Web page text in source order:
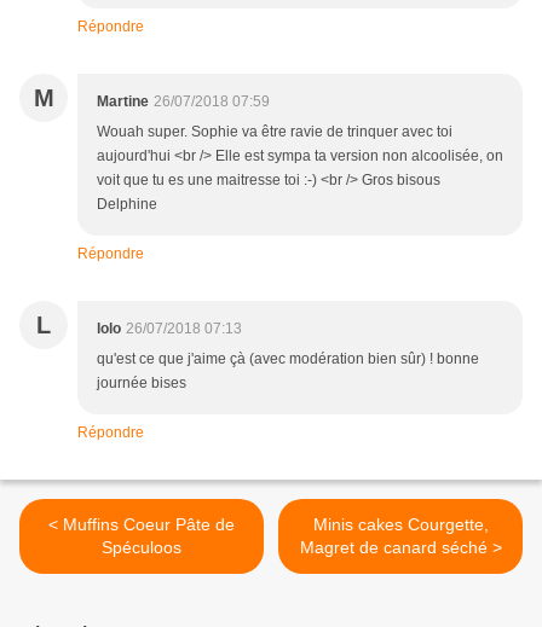
Répondre
M Martine 26/07/2018 07:59
Wouah super. Sophie va être ravie de trinquer avec toi
aujourd'hui <br /> Elle est sympa ta version non alcoolisée, on
voit que tu es une maitresse toi :-) <br /> Gros bisous
Delphine
Répondre
L lolo 26/07/2018 07:13
qu'est ce que j'aime çà (avec modération bien sûr) ! bonne
journée bises
Répondre
< Muffins Coeur Pâte de
Spéculoos
Minis cakes Courgette,
Magret de canard séché >